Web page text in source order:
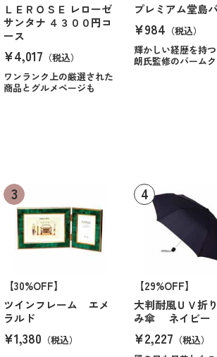
ＬＥＲＯＳＥ レローゼ
サンタナ ４３００円コ
ース
¥4,017 （税込）
ワンランク上の厳選された
商品とグルメページも
プレミアム堂島
¥984 （税込）
輝かしい経歴を持
朗氏監修のバーム
【30%OFF】
ツインフレーム エメ
ラルド
¥1,380 （税込）
【29%OFF】
大判耐風ＵＶ折
み傘 ネイビー
¥2,227 （税込）